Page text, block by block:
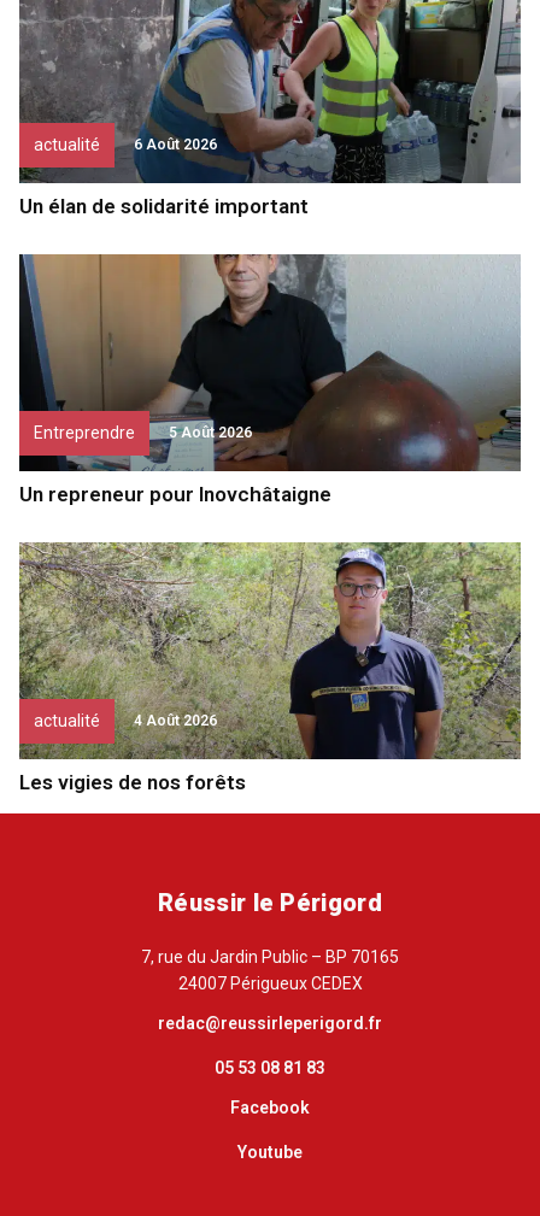
actualité 6 Août 2026
Un élan de solidarité important
Entreprendre 5 Août 2026
Un repreneur pour Inovchâtaigne
actualité 4 Août 2026
Les vigies de nos forêts
Réussir le Périgord
7, rue du Jardin Public – BP 70165
24007 Périgueux CEDEX
redac@reussirleperigord.fr
05 53 08 81 83
Facebook
Youtube